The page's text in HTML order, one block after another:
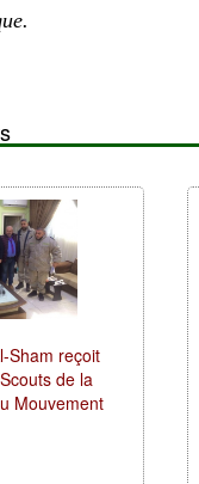
Sham reçoit
de la
Mouvement